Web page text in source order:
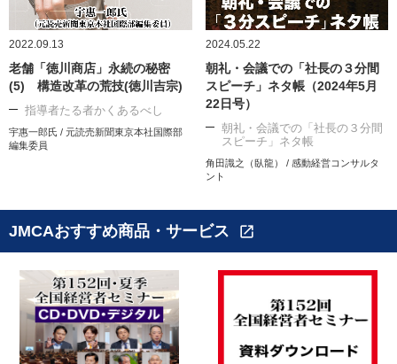
2022.09.13
老舗「徳川商店」永続の秘密
(5) 構造改革の荒技(徳川吉宗)
指導者たる者かくあるべし
宇惠一郎氏 / 元読売新聞東京本社国際部
編集委員
2024.05.22
朝礼・会議での「社長の３分間
スピーチ」ネタ帳（2024年5月
22日号）
朝礼・会議での「社長の３分間
スピーチ」ネタ帳
角田識之（臥龍） / 感動経営コンサルタ
ント
JMCAおすすめ商品・サービス open_in_new